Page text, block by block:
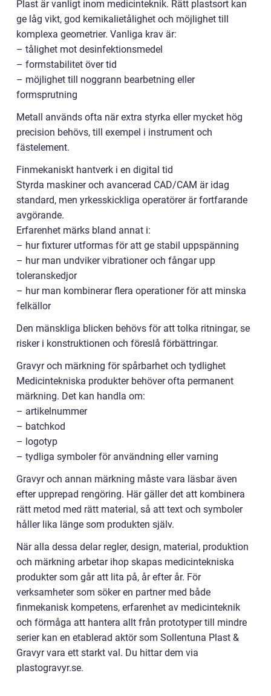
Plast är vanligt inom medicinteknik. Rätt plastsort kan
ge låg vikt, god kemikalietålighet och möjlighet till
komplexa geometrier. Vanliga krav är:
– tålighet mot desinfektionsmedel
– formstabilitet över tid
– möjlighet till noggrann bearbetning eller
formsprutning
Metall används ofta när extra styrka eller mycket hög
precision behövs, till exempel i instrument och
fästelement.
Finmekaniskt hantverk i en digital tid
Styrda maskiner och avancerad CAD/CAM är idag
standard, men yrkesskickliga operatörer är fortfarande
avgörande.
Erfarenhet märks bland annat i:
– hur fixturer utformas för att ge stabil uppspänning
– hur man undviker vibrationer och fångar upp
toleranskedjor
– hur man kombinerar flera operationer för att minska
felkällor
Den mänskliga blicken behövs för att tolka ritningar, se
risker i konstruktionen och föreslå förbättringar.
Gravyr och märkning för spårbarhet och tydlighet
Medicintekniska produkter behöver ofta permanent
märkning. Det kan handla om:
– artikelnummer
– batchkod
– logotyp
– tydliga symboler för användning eller varning
Gravyr och annan märkning måste vara läsbar även
efter upprepad rengöring. Här gäller det att kombinera
rätt metod med rätt material, så att text och symboler
håller lika länge som produkten själv.
När alla dessa delar regler, design, material, produktion
och märkning arbetar ihop skapas medicintekniska
produkter som går att lita på, år efter år. För
verksamheter som söker en partner med både
finmekanisk kompetens, erfarenhet av medicinteknik
och förmåga att hantera allt från prototyper till mindre
serier kan en etablerad aktör som Sollentuna Plast &
Gravyr vara ett starkt val. Du hittar dem via
plastogravyr.se.